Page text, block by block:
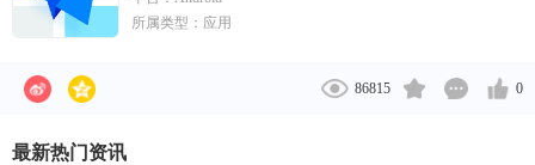
所属类型： 应用
86815 0
最新热门资讯